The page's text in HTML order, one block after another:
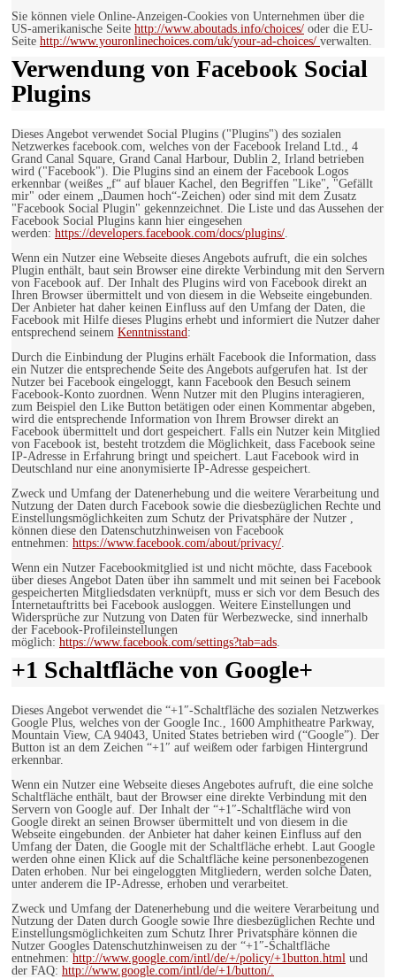
Sie können viele Online-Anzeigen-Cookies von Unternehmen über die
US-amerikanische Seite http://www.aboutads.info/choices/ oder die EU-
Seite http://www.youronlinechoices.com/uk/your-ad-choices/ verwalten.
Verwendung von Facebook Social
Plugins
Dieses Angebot verwendet Social Plugins ("Plugins") des sozialen
Netzwerkes facebook.com, welches von der Facebook Ireland Ltd., 4
Grand Canal Square, Grand Canal Harbour, Dublin 2, Irland betrieben
wird ("Facebook"). Die Plugins sind an einem der Facebook Logos
erkennbar (weißes „f“ auf blauer Kachel, den Begriffen "Like", "Gefällt
mir" oder einem „Daumen hoch“-Zeichen) oder sind mit dem Zusatz
"Facebook Social Plugin" gekennzeichnet. Die Liste und das Aussehen der
Facebook Social Plugins kann hier eingesehen
werden: https://developers.facebook.com/docs/plugins/.
Wenn ein Nutzer eine Webseite dieses Angebots aufruft, die ein solches
Plugin enthält, baut sein Browser eine direkte Verbindung mit den Servern
von Facebook auf. Der Inhalt des Plugins wird von Facebook direkt an
Ihren Browser übermittelt und von diesem in die Webseite eingebunden.
Der Anbieter hat daher keinen Einfluss auf den Umfang der Daten, die
Facebook mit Hilfe dieses Plugins erhebt und informiert die Nutzer daher
entsprechend seinem Kenntnisstand:
Durch die Einbindung der Plugins erhält Facebook die Information, dass
ein Nutzer die entsprechende Seite des Angebots aufgerufen hat. Ist der
Nutzer bei Facebook eingeloggt, kann Facebook den Besuch seinem
Facebook-Konto zuordnen. Wenn Nutzer mit den Plugins interagieren,
zum Beispiel den Like Button betätigen oder einen Kommentar abgeben,
wird die entsprechende Information von Ihrem Browser direkt an
Facebook übermittelt und dort gespeichert. Falls ein Nutzer kein Mitglied
von Facebook ist, besteht trotzdem die Möglichkeit, dass Facebook seine
IP-Adresse in Erfahrung bringt und speichert. Laut Facebook wird in
Deutschland nur eine anonymisierte IP-Adresse gespeichert.
Zweck und Umfang der Datenerhebung und die weitere Verarbeitung und
Nutzung der Daten durch Facebook sowie die diesbezüglichen Rechte und
Einstellungsmöglichkeiten zum Schutz der Privatsphäre der Nutzer ,
können diese den Datenschutzhinweisen von Facebook
entnehmen: https://www.facebook.com/about/privacy/.
Wenn ein Nutzer Facebookmitglied ist und nicht möchte, dass Facebook
über dieses Angebot Daten über ihn sammelt und mit seinen bei Facebook
gespeicherten Mitgliedsdaten verknüpft, muss er sich vor dem Besuch des
Internetauftritts bei Facebook ausloggen. Weitere Einstellungen und
Widersprüche zur Nutzung von Daten für Werbezwecke, sind innerhalb
der Facebook-Profileinstellungen
möglich: https://www.facebook.com/settings?tab=ads.
+1 Schaltfläche von Google+
Dieses Angebot verwendet die “+1″-Schaltfläche des sozialen Netzwerkes
Google Plus, welches von der Google Inc., 1600 Amphitheatre Parkway,
Mountain View, CA 94043, United States betrieben wird (“Google”). Der
Button ist an dem Zeichen “+1″ auf weißem oder farbigen Hintergrund
erkennbar.
Wenn ein Nutzer eine Webseite dieses Angebotes aufruft, die eine solche
Schaltfläche enthält, baut der Browser eine direkte Verbindung mit den
Servern von Google auf. Der Inhalt der “+1″-Schaltfläche wird von
Google direkt an seinen Browser übermittelt und von diesem in die
Webseite eingebunden. der Anbieter hat daher keinen Einfluss auf den
Umfang der Daten, die Google mit der Schaltfläche erhebt. Laut Google
werden ohne einen Klick auf die Schaltfläche keine personenbezogenen
Daten erhoben. Nur bei eingeloggten Mitgliedern, werden solche Daten,
unter anderem die IP-Adresse, erhoben und verarbeitet.
Zweck und Umfang der Datenerhebung und die weitere Verarbeitung und
Nutzung der Daten durch Google sowie Ihre diesbezüglichen Rechte und
Einstellungsmöglichkeiten zum Schutz Ihrer Privatsphäre können die
Nutzer Googles Datenschutzhinweisen zu der “+1″-Schaltfläche
entnehmen: http://www.google.com/intl/de/+/policy/+1button.html und
der FAQ: http://www.google.com/intl/de/+1/button/.